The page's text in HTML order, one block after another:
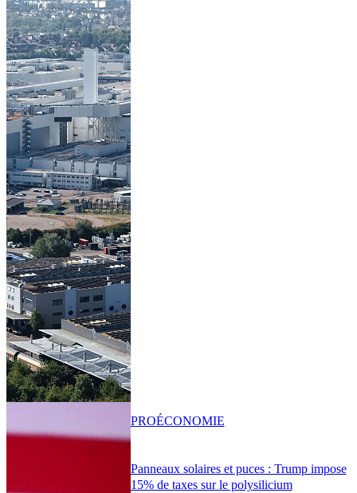
Panneaux solaires et puces : Trump impose
15% de taxes sur le polysilicium
PROÉCONOMIE